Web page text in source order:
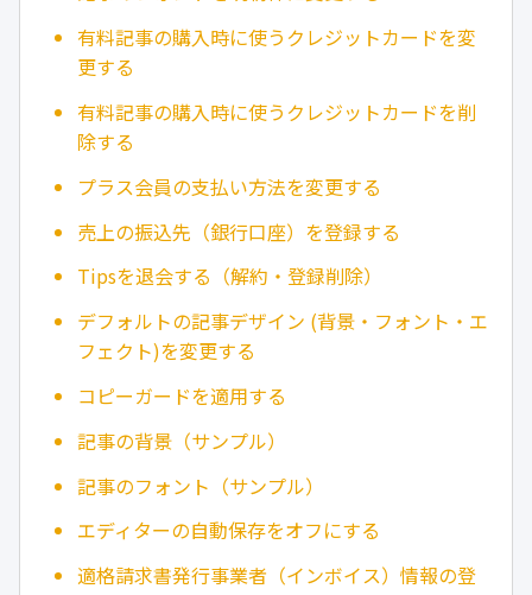
有料記事の購入時に使うクレジットカードを変
更する
有料記事の購入時に使うクレジットカードを削
除する
プラス会員の支払い方法を変更する
売上の振込先（銀行口座）を登録する
Tipsを退会する（解約・登録削除）
デフォルトの記事デザイン (背景・フォント・エ
フェクト)を変更する
コピーガードを適用する
記事の背景（サンプル）
記事のフォント（サンプル）
エディターの自動保存をオフにする
適格請求書発行事業者（インボイス）情報の登